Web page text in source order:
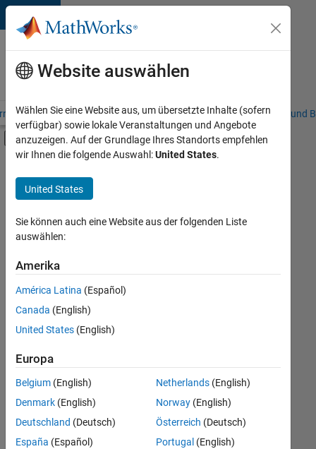
Weiter zum Inhalt
Karriere
bei
MathWorks
– Übersicht Stellensuche Niederlassungen Studierende und
Umschaltung für Off-Canvas-
Hauptinhalt
Inside Sales
Sales Operations
Finance and Operations
Legal
+3
Derzeit
es
keine
offenen
Stellen,
Ihren
Suchkriterien
entsprechen.
können
die
Website auswählen
Wählen Sie eine Website aus, um übersetzte Inhalte (sofern
verfügbar) sowie lokale Veranstaltungen und Angebote
anzuzeigen. Auf der Grundlage Ihres Standorts empfehlen
wir Ihnen die folgende Auswahl:United States.
United States
Sie können auch eine Website aus der folgenden Liste
auswählen:
Amerika
América Latina (Español)
Canada (English)
United States (English)
Europa
Belgium (English)
Denmark (English)
Deutschland (Deutsch)
España (Español)
Netherlands(English)
Norway(English)
Österreich (Deutsch)
Portugal (English)